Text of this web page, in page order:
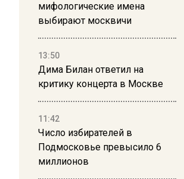
мифологические имена
выбирают москвичи
13:50
Дима Билан ответил на
критику концерта в Москве
11:42
Число избирателей в
Подмосковье превысило 6
миллионов